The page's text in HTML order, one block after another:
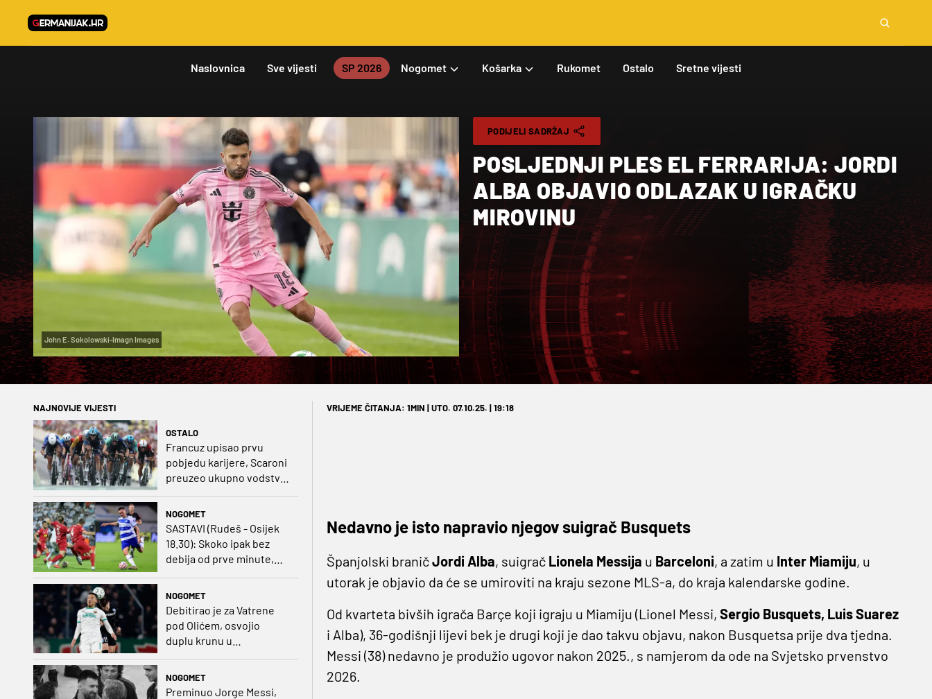
Naslovnica Sve vijesti SP 2026 Nogomet Košarka Rukomet Ostalo Sretne vijesti
John E. Sokolowski-Imagn Images
PODIJELI SADRŽAJ
POSLJEDNJI PLES EL FERRARIJA: JORDI
ALBA OBJAVIO ODLAZAK U IGRAČKU
MIROVINU
NAJNOVIJE VIJESTI
OSTALO
Francuz upisao prvu
pobjedu karijere, Scaroni
preuzeo ukupno vodstvo
NOGOMET
SASTAVI (Rudeš - Osijek
18.30): Skoko ipak bez
debija od prve minute,
prvo kolo
NOGOMET
Debitirao je za Vatrene
pod Olićem, osvojio
duplu krunu u
Rumunjskoj pa preselio
NOGOMET
Preminuo Jorge Messi,
VRIJEME ČITANJA: 1MIN | UTO. 07.10.25. | 19:18
Nedavno je isto napravio njegov suigrač Busquets
Španjolski braničJordi Alba, suigrač Lionela Messija u Barceloni, a zatim u Inter Miamiju, u
utorak je objavio da će se umiroviti na kraju sezone MLS-a, do kraja kalendarske godine.
Od kvarteta bivših igrača Barçe koji igraju u Miamiju (Lionel Messi, Sergio Busquets, Luis Suarez
i Alba), 36-godišnji lijevi bek je drugi koji je dao takvu objavu, nakon Busquetsa prije dva tjedna.
Messi (38) nedavno je produžio ugovor nakon 2025., s namjerom da ode na Svjetsko prvenstvo
2026.